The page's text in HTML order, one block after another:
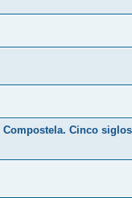
Compostela. Cinco